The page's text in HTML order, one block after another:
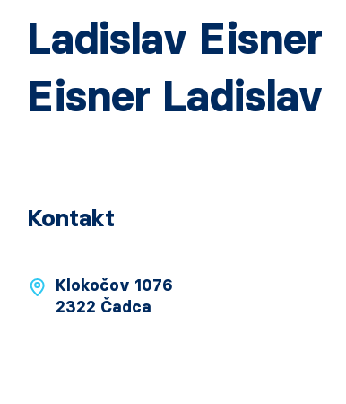
Ladislav Eisner
Eisner Ladislav
Kontakt
Klokočov 1076
2322 Čadca